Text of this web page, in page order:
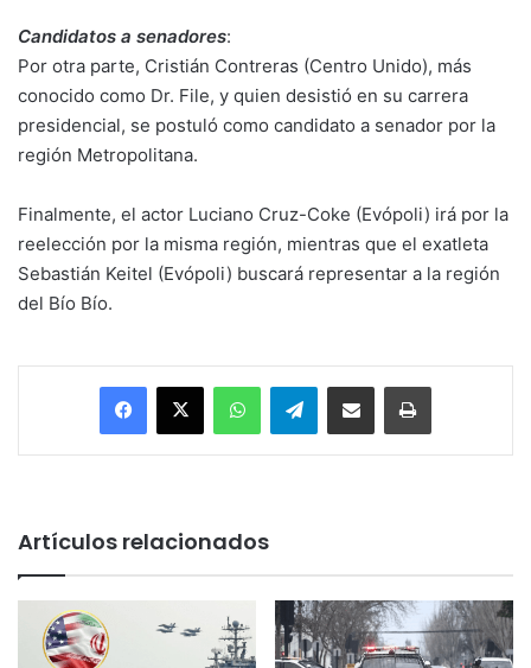
Candidatos a senadores:
Por otra parte, Cristián Contreras (Centro Unido), más
conocido como Dr. File, y quien desistió en su carrera
presidencial, se postuló como candidato a senador por la
región Metropolitana.
Finalmente, el actor Luciano Cruz-Coke (Evópoli) irá por la
reelección por la misma región, mientras que el exatleta
Sebastián Keitel (Evópoli) buscará representar a la región
del Bío Bío.
Facebook
X WhatsAppTelegramEnviar vía email Imprimir
Artículos relacionados